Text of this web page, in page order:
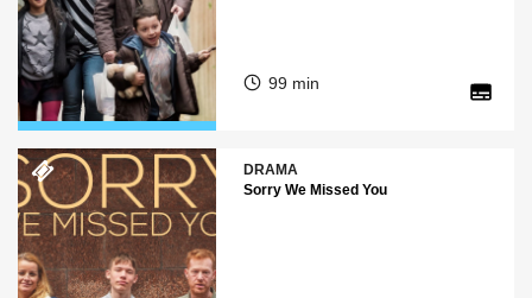
99 min
DRAMA
Sorry We Missed You